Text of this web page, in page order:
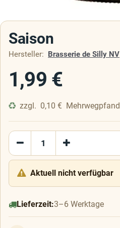
Saison
Hersteller: Brasserie de Silly NV
1,99 €
zzgl. 0,10 € Mehrwegpfand
Aktuell nicht verfügbar
Lieferzeit:3–6 Werktage